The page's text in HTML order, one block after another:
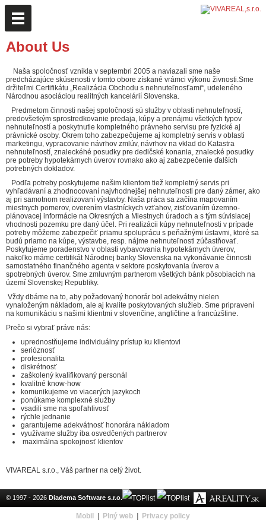
About Us
Naša spoločnosť vznikla v septembri 2005 a naviazali sme naše
predcházajúce skúsenosti v tomto obore získané vrámci výkonu živnosti.Sme
držiteľmi Certifikátu „Realizácia Obchodu s nehnuteľnosťami“, udeleného
Národnou asociáciou realitných kancelárií Slovenska.
Predmetom činnosti našej spoločnosti sú služby v oblasti nehnuteľností,
predovšetkým sprostredkovanie predaja, kúpy a prenájmu všetkých typov
nehnuteľností a poskytnutie kompletného právneho servisu pre fyzické aj
právnické osoby. Okrem toho zabezpečujeme aj kompletný servis v oblasti
marketingu, vypracovanie návrhov zmlúv, návrhov na vklad do Katastra
nehnuteľností, znaleckéhé posudky pre dedičské konania, znalecké posudky
pre potreby hypotekárnych úverov rovnako ako aj zabezpečenie ďalších
potrebných dokladov.
Podľa potreby poskytujeme našim klientom tiež kompletný servis pri
vyhľadávaní a zhodnocovaní najvhodnejšej nehnuteľnosti pre daný zámer, ako
aj pri samotnom realizovaní výstavby. Naša práca sa začína mapovaním
miestnych pomerov, overením vlastníckych vzťahov, zisťovaním územno-
plánovacej informácie na Okresných a Miestnych úradoch a s tým súvisiacej
vhodnosti pozemku pre daný účel. Pri realizácii kúpy nehnuteľnosti v prípade
potreby môžeme zabezpečiť priamu spoluprácu s peňažnými ústavmi, ktoré sa
budú priamo na kúpe, výstavbe, resp. nájme nehnuteľnosti zúčastňovať.
Poskytujeme poradenstvo v oblasti vybavovania hypotekárnych úverov,
nakoľko máme certifikát Národnej banky Slovenska na vykonávanie činnosti
samostatného finančného agenta v sektore poskytovania úverov a
spotrebných úverov. Sme zmluvným partnerom všetkých bánk pôsobiacich na
území Slovenskej Republiky.
Vždy dbáme na to, aby požadovaný honorár bol adekvátny nielen
vynaloženým nákladom, ale aj kvalite poskytovaných služieb. Sme pripravení
na komunikáciu s našimi klientmi v slovenčine, angličtine a francúzštine.
Prečo si vybrať práve nás:
uprednostňujeme individuálny prístup ku klientovi
serióznosť
profesionalita
diskrétnosť
zaškolený kvalifikovaný personál
kvalitné know-how
komunikujeme vo viacerých jazykoch
ponúkame komplexné služby
vsadili sme na spoľahlivosť
rýchle jednanie
garantujeme adekvátnosť honorára nákladom
využívame služby iba osvedčených partnerov
maximálna spokojnosť klientov
VIVAREAL s.r.o., Váš partner na celý život.
© 1997 - 2026 Diadema Software s.r.o.
Mobil Plný web Privacy policy